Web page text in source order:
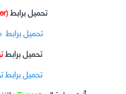
تحميل برابط(1fichier)
تحميل برابط
تحميل برابط
تحميل برابط